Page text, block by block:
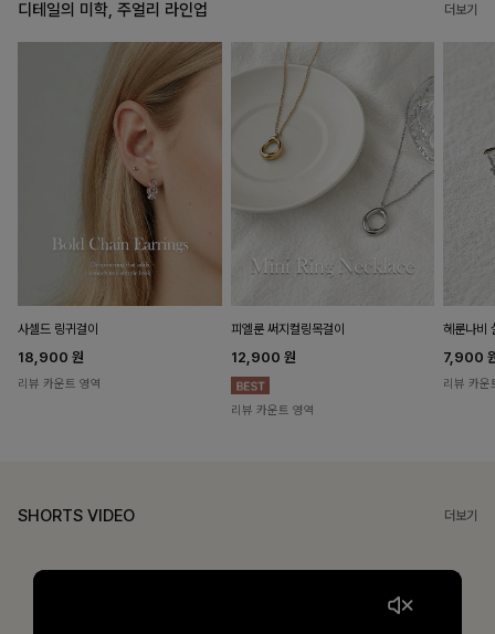
디테일의 미학, 주얼리 라인업 더보기
사셀드 링귀걸이
18,900 원
리뷰 카운트 영역
피엘룬 써지컬링목걸이
12,900 원
리뷰 카운트 영역
헤룬나비
7,900
리뷰 카운
SHORTS VIDEO 더보기